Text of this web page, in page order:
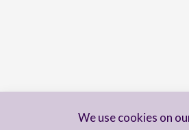
We use cookies on